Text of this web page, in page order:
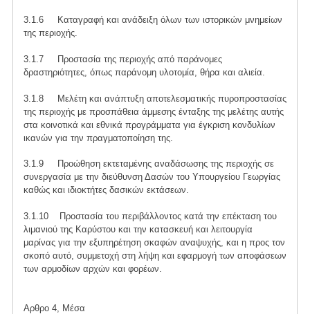
3.1.6 Καταγραφή και ανάδειξη όλων των ιστορικών μνημείων
της περιοχής.
3.1.7 Προστασία της περιοχής από παράνομες
δραστηριότητες, όπως παράνομη υλοτομία, θήρα και αλιεία.
3.1.8 Μελέτη και ανάπτυξη αποτελεσματικής πυροπροστασίας
της περιοχής με προσπάθεια άμμεσης ένταξης της μελέτης αυτής
στα κοινοτικά και εθνικά προγράμματα για έγκριση κονδυλίων
ικανών για την πραγματοποίηση της.
3.1.9 Προώθηση εκτεταμένης αναδάσωσης της περιοχής σε
συνεργασία με την διεύθυνση Δασών του Υπουργείου Γεωργίας
καθώς και ιδιοκτήτες δασικών εκτάσεων.
3.1.10 Προστασία του περιβάλλοντος κατά την επέκταση του
λιμανιού της Καρύστου και την κατασκευή και λειτουργία
μαρίνας για την εξυπηρέτηση σκαφών αναψυχής, και η προς τον
σκοπό αυτό, συμμετοχή στη λήψη και εφαρμογή των αποφάσεων
των αρμοδίων αρχών και φορέων.
Αρθρο 4, Μέσα